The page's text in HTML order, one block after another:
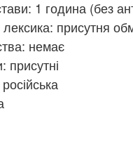
1 година (без
присутня
немає
присутні